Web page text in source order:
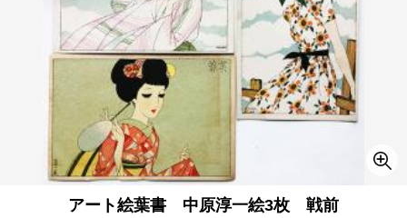
アート絵葉書 中原淳一絵3枚 戦前